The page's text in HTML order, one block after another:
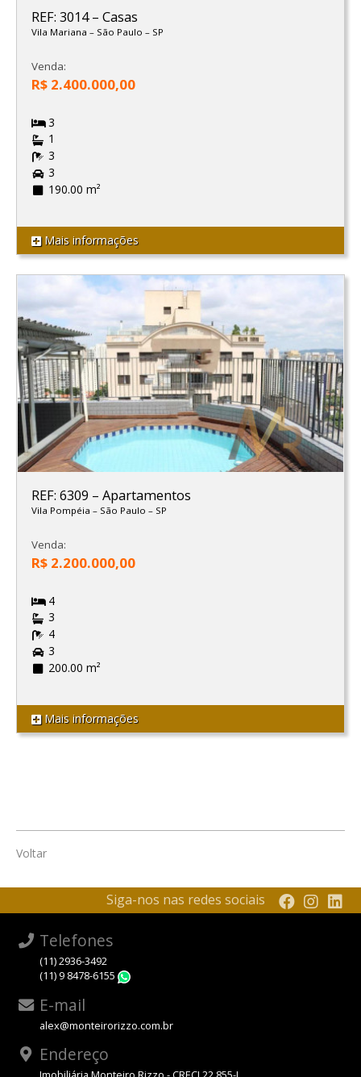
REF: 3014– Casas
Vila Mariana – São Paulo – SP
Venda:
R$ 2.400.000,00
3
1
3
3
190.00 m²
Mais informações
REF: 6309 – Apartamentos
Vila Pompéia – São Paulo – SP
Venda:
R$ 2.200.000,00
4
3
4
3
200.00 m²
Mais informações
Voltar
Siga-nos nas redes sociais
Telefones
(11) 2936-3492
(11) 9 8478-6155
E-mail
alex@monteirorizzo.com.br
Endereço